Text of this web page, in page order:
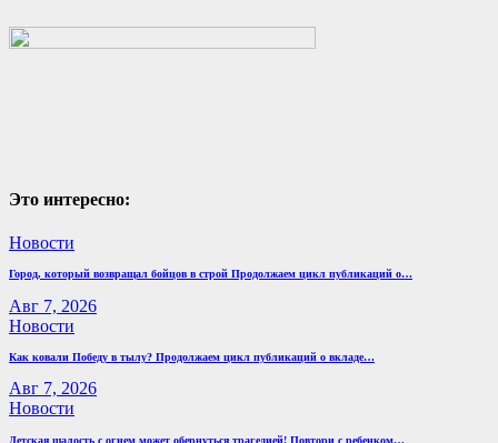
Это интересно:
Новости
Город, который возвращал бойцов в строй Продолжаем цикл публикаций о…
Авг 7, 2026
Новости
Как ковали Победу в тылу? Продолжаем цикл публикаций о вкладе…
Авг 7, 2026
Новости
Детская шалость с огнем может обернуться трагедией! Повтори с ребенком…